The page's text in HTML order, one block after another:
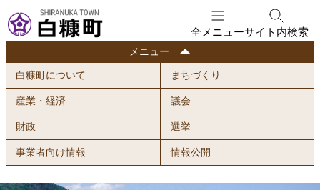
文
へ
全メニューサイト内検索
行
政
メニュー
白糠町について まちづくり
産業・経済 議会
財政 選挙
事業者向け情報 情報公開